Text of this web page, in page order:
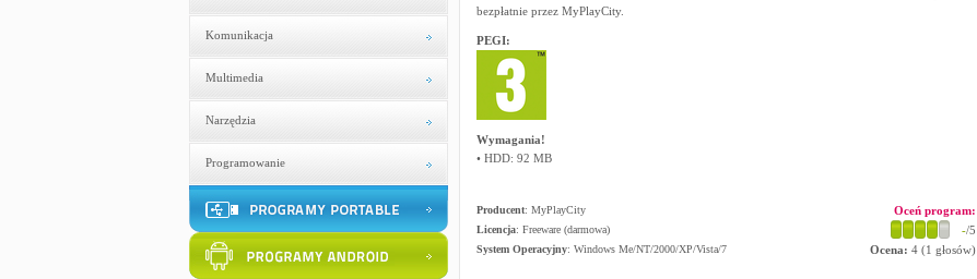
Komunikacja
Multimedia
Narzędzia
Programowanie
bezpłatnie przez MyPlayCity.
PEGI:
Wymagania!
• HDD: 92 MB
Producent: MyPlayCity
Licencja: Freeware (darmowa)
System Operacyjny: Windows Me/NT/2000/XP/Vista/7
Oceń program:
-/5
Ocena: 4(1 głosów)